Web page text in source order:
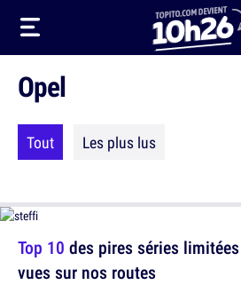
Opel
Tout Les plus lus
Top 10 des pires séries
vues sur nos routes